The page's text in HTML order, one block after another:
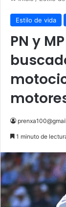
Estilo de vida
PN y
1 minuto de